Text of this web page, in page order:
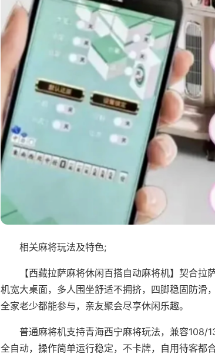
相关麻将玩法及特色;
【西藏拉萨麻将休闲百搭自动麻将机】契合
机宽大桌面，多人围坐舒适不拥挤，四脚稳固防滑
全家老少都能参与，亲友聚会尽享休闲乐趣。
普通麻将机支持青海西宁麻将玩法，兼容108/
全自动，操作简单运行稳定，不卡牌，自用待客都合